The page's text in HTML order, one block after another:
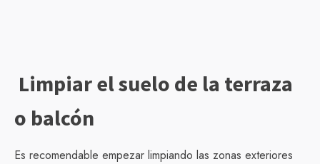
Limpiar el suelo de la terraza
o balcón
Es recomendable empezar limpiando las zonas exteriores